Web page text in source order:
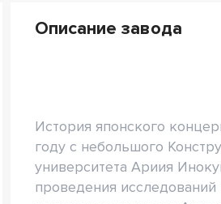
Описание завода
История японского
году с небольшого
университета Ариия
проведения